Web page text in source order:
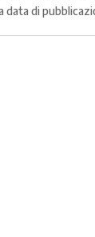
data di